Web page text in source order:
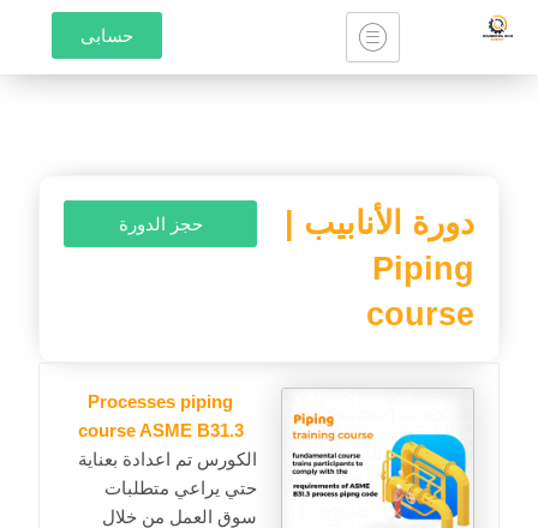
تخطي
المحتوى
حسابى
دورة الأنابيب |
Piping
course
حجز الدورة
Processes piping
course ASME B31.3
الكورس تم اعدادة بعناية
حتي يراعي متطلبات
سوق العمل من خلال